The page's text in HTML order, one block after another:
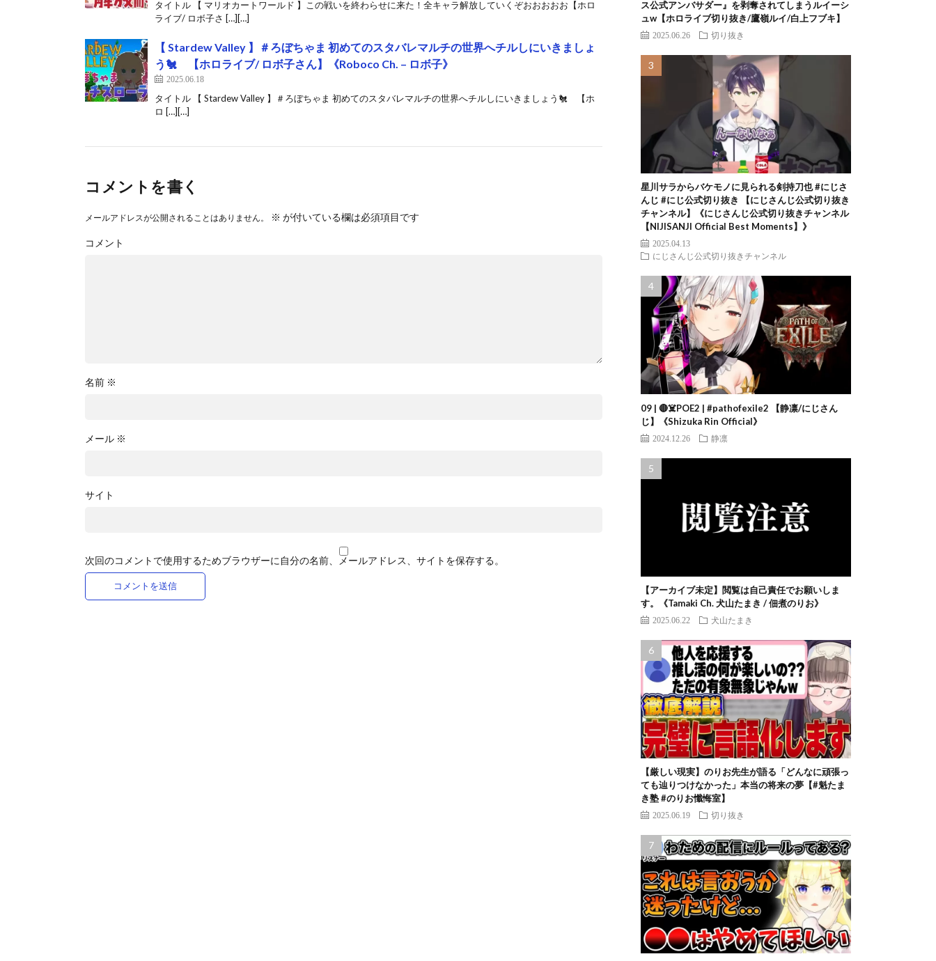
タイトル 【 マリオカートワールド 】この戦いを終わらせに来た！全キャラ解放していくぞおおおおお【ホロ
ライブ/ ロボ子さ […][…]
【 Stardew Valley 】＃ろぼちゃま 初めてのスタバレマルチの世界へチルしにいきましょ
う🐔 【ホロライブ/ ロボ子さん】《Roboco Ch. – ロボ子》
2025.06.18
タイトル 【 Stardew Valley 】＃ろぼちゃま 初めてのスタバレマルチの世界へチルしにいきましょう🐔 【ホ
ロ […][…]
コメントを書く
メールアドレスが公開されることはありません。 ※ が付いている欄は必須項目です
コメント
名前 ※
メール ※
サイト
次回のコメントで使用するためブラウザーに自分の名前、メールアドレス、サイトを保存する。
ス公式アンバサダー』を剥奪されてしまうルイーシ
ュw【ホロライブ切り抜き/鷹嶺ルイ/白上フブキ】
2025.06.26 切り抜き
星川サラからバケモノに見られる剣持刀也 #にじさ
んじ #にじ公式切り抜き 【にじさんじ公式切り抜き
チャンネル】《にじさんじ公式切り抜きチャンネル
【NIJISANJI Official Best Moments】》
2025.04.13
にじさんじ公式切り抜きチャンネル
09 | 🔴☠️POE2 | #pathofexile2 【静凛/にじさん
じ】《Shizuka Rin Official》
2024.12.26 静凛
【アーカイブ未定】閲覧は自己責任でお願いしま
す。《Tamaki Ch. 犬山たまき / 佃煮のりお》
2025.06.22 犬山たまき
【厳しい現実】のりお先生が語る「どんなに頑張っ
ても辿りつけなかった」本当の将来の夢【#魁たま
き塾 #のりお懺悔室】
2025.06.19 切り抜き